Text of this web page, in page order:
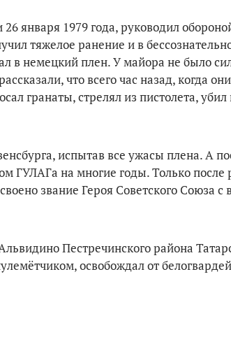
1979 года, руководил
тяжелое ранение и в
в немецкий плен. У майора не было
что всего час назад, когда
гранаты, стрелял из пистолета,
испытав все ужасы плена. А
ГУЛАГа на многие годы. Только после
звание Героя Советского Союза с
Пестречинского района
освобождал от